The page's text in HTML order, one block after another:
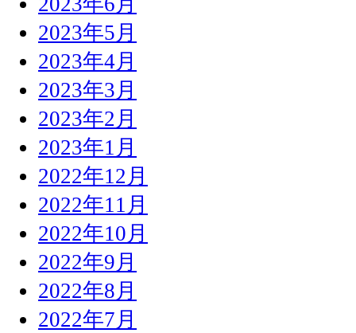
2023年5月
2023年4月
2023年3月
2023年2月
2023年1月
2022年12月
2022年11月
2022年10月
2022年9月
2022年8月
2022年7月